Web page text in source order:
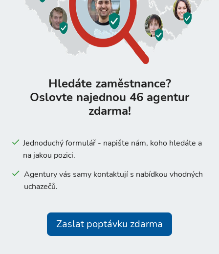
Hledáte zaměstnance?
Oslovte najednou 46 agentur
zdarma!
Jednoduchý formulář - napište nám, koho hledáte a
na jakou pozici.
Agentury vás samy kontaktují s nabídkou vhodných
uchazečů.
Zaslat poptávku zdarma